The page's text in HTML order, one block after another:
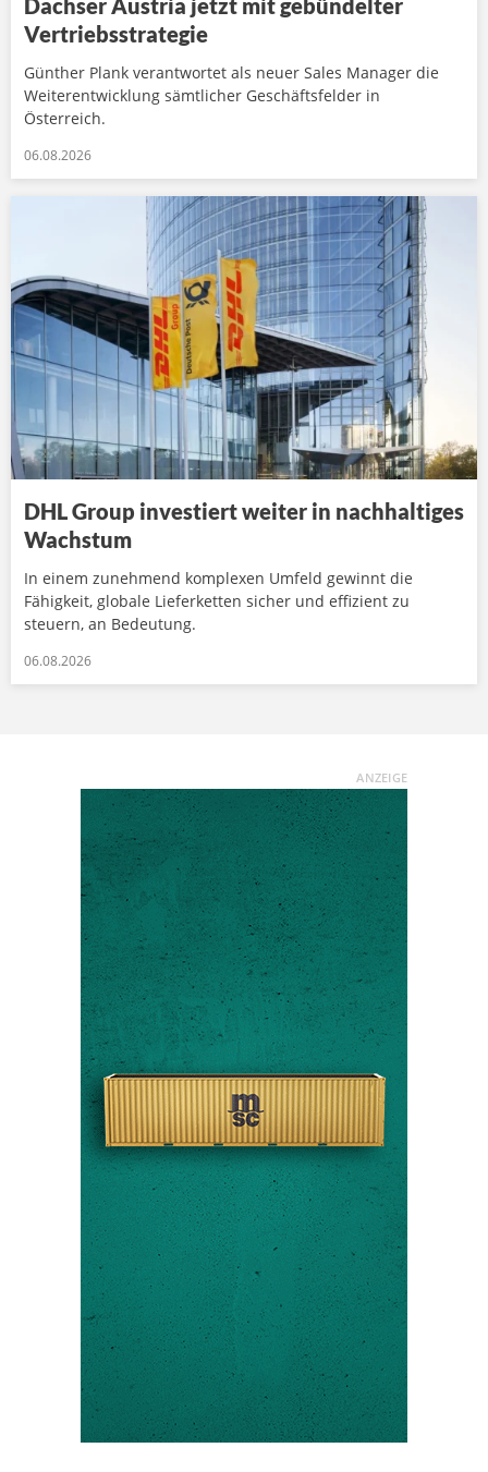
Dachser Austria jetzt mit gebündelter
Vertriebsstrategie
Günther Plank verantwortet als neuer Sales Manager die
Weiterentwicklung sämtlicher Geschäftsfelder in
Österreich.
06.08.2026
DHL Group investiert weiter in nachhaltiges
Wachstum
In einem zunehmend komplexen Umfeld gewinnt die
Fähigkeit, globale Lieferketten sicher und effizient zu
steuern, an Bedeutung.
06.08.2026
ANZEIGE